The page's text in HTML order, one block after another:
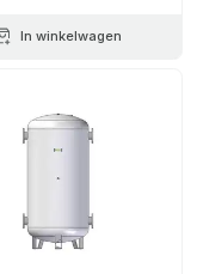
In winkelwagen